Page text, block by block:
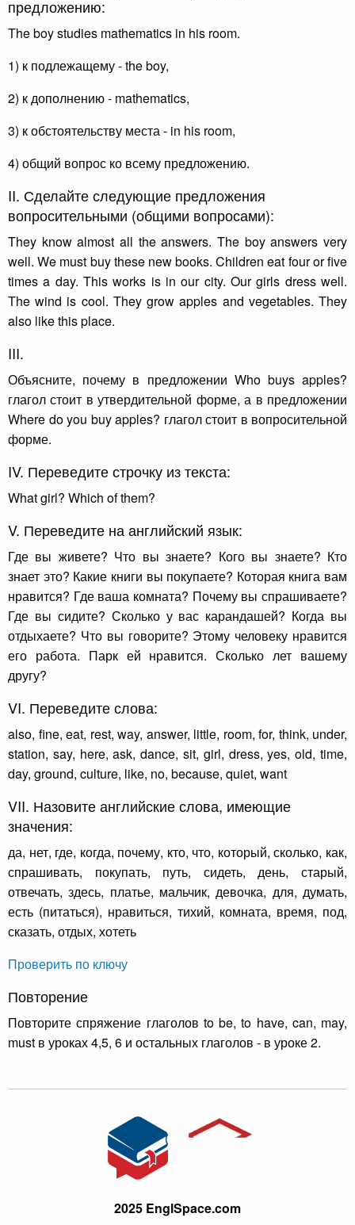
предложению:
The boy studies mathematics in his room.
1) к подлежащему - the boy,
2) к дополнению - mathematics,
3) к обстоятельству места - in his room,
4) общий вопрос ко всему предложению.
II. Сделайте следующие предложения
вопросительными (общими вопросами):
They know almost all the answers. The boy answers very
well. We must buy these new books. Children eat four or five
times a day. This works is in our city. Our girls dress well.
The wind is cool. They grow apples and vegetables. They
also like this place.
III.
Объясните, почему в предложении Who buys apples?
глагол стоит в утвердительной форме, а в предложении
Where do you buy apples? глагол стоит в вопросительной
форме.
IV. Переведите строчку из текста:
What girl? Which of them?
V. Переведите на английский язык:
Где вы живете? Что вы знаете? Кого вы знаете? Кто
знает это? Какие книги вы покупаете? Которая книга вам
нравится? Где ваша комната? Почему вы спрашиваете?
Где вы сидите? Сколько у вас карандашей? Когда вы
отдыхаете? Что вы говорите? Этому человеку нравится
его работа. Парк ей нравится. Сколько лет вашему
другу?
VI. Переведите слова:
also, fine, eat, rest, way, answer, little, room, for, think, under,
station, say, here, ask, dance, sit, girl, dress, yes, old, time,
day, ground, culture, like, no, because, quiet, want
VII. Назовите английские слова, имеющие
значения:
да, нет, где, когда, почему, кто, что, который, сколько, как,
спрашивать, покупать, путь, сидеть, день, старый,
отвечать, здесь, платье, мальчик, девочка, для, думать,
есть (питаться), нравиться, тихий, комната, время, под,
сказать, отдых, хотеть
Проверить по ключу
Повторение
Повторите спряжение глаголов to be, to have, can, may,
must в уроках 4,5, 6 и остальных глаголов - в уроке 2.
2025 EnglSpace.com